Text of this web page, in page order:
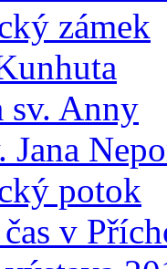
zámek
sv. Anny
Jana
potok
v